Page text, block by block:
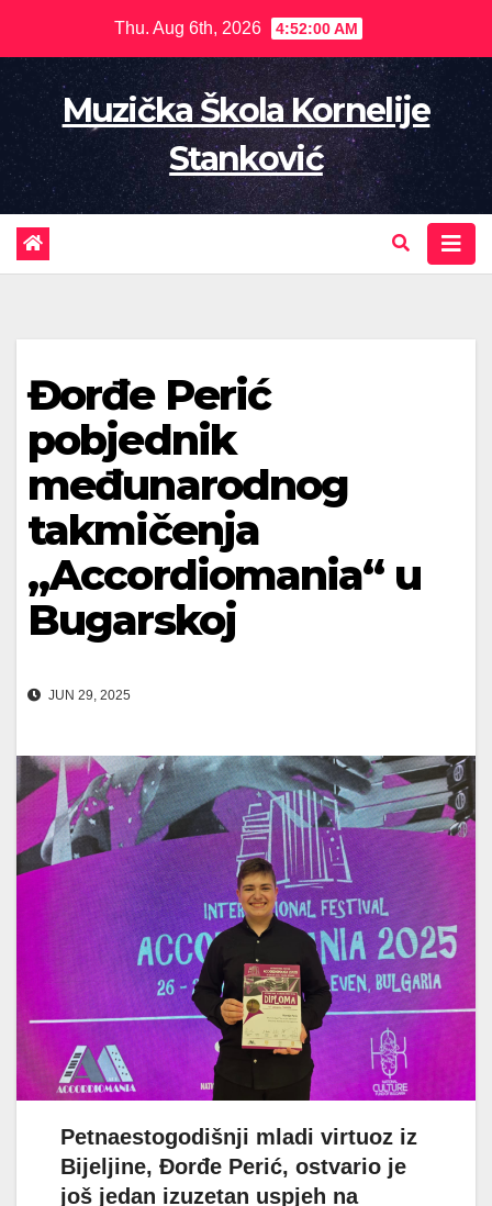
content
Thu. Aug 6th, 2026 4:52:00 AM
Muzička Škola Kornelije
Stanković
Đorđe Perić
pobjednik
međunarodnog
takmičenja
„Accordiomania“ u
Bugarskoj
JUN 29, 2025
Petnaestogodišnji mladi virtuoz iz
Bijeljine, Đorđe Perić, ostvario je
još jedan izuzetan uspjeh na